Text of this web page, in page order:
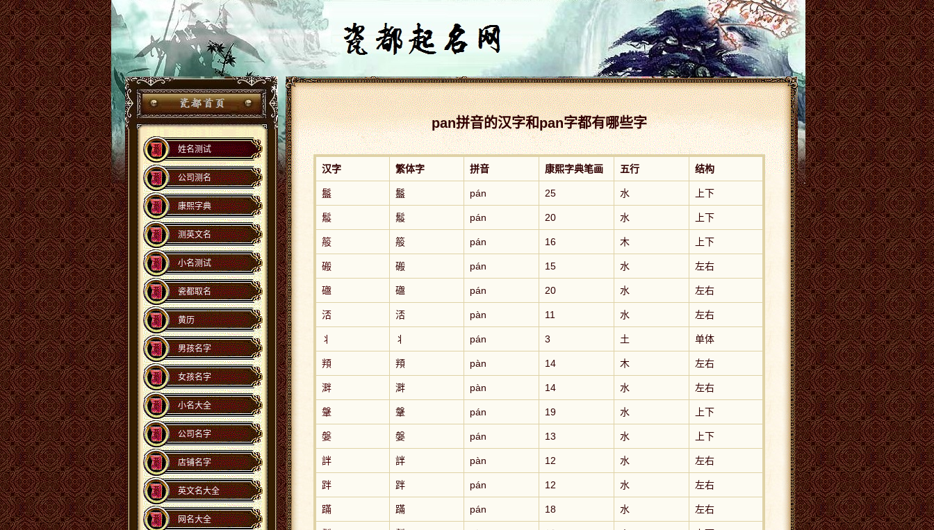
姓名测试
公司测名
康熙字典
测英文名
小名测试
瓷都取名
黄历
男孩名字
女孩名字
小名大全
公司名字
店铺名字
英文名大全
网名大全
pan拼音的汉字和pan字都有哪些字
汉字 繁体字 拼音 康熙字典笔画 五行 结构
䰔 䰔 pán 25 水 上下
䰉 䰉 pán 20 水 上下
䈲 䈲 pán 16 木 上下
䃑 䃑 pán 15 水 左右
䃲 䃲 pán 20 水 左右
㳪 㳪 pàn 11 水 左右
丬 丬 pán 3 土 单体
頖 頖 pàn 14 木 左右
溿 溿 pàn 14 水 左右
鞶 鞶 pán 19 水 上下
媻 媻 pán 13 水 上下
詊 詊 pàn 12 水 左右
跘 跘 pán 12 水 左右
蹣 蹣 pán 18 水 左右